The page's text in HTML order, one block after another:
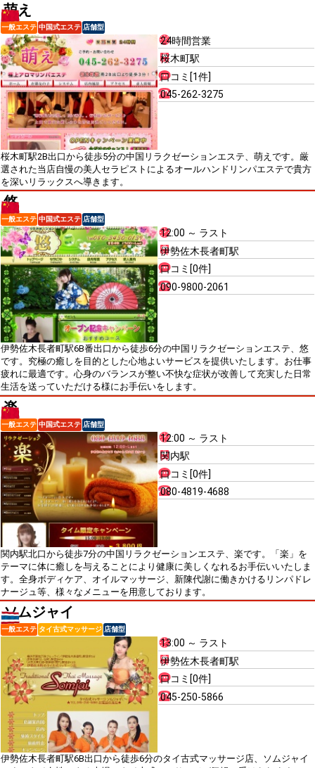
萌え
一般エステ 中国式エステ 店舗型
24時間営業
桜木町駅
口コミ[1件]
045-262-3275
桜木町駅2B出口から徒歩5分の中国リラクゼーションエステ、萌えです。厳
選された当店自慢の美人セラピストによるオールハンドリンパエステで貴方
を深いリラックスへ導きます。
悠
一般エステ 中国式エステ 店舗型
12:00 ～ ラスト
伊勢佐木長者町駅
口コミ[0件]
090-9800-2061
伊勢佐木長者町駅6B番出口から徒歩6分の中国リラクゼーションエステ、悠
です。究極の癒しを目的とした心地よいサービスを提供いたします。お仕事
疲れに最適です。心身のバランスが整い不快な症状が改善して充実した日常
生活を送っていただける様にお手伝いをします。
楽
一般エステ 中国式エステ 店舗型
12:00 ～ ラスト
関内駅
口コミ[0件]
080-4819-4688
関内駅北口から徒歩7分の中国リラクゼーションエステ、楽です。「楽」を
テーマに体に癒しを与えることにより健康に美しくなれるお手伝いいたしま
す。全身ボディケア、オイルマッサージ、新陳代謝に働きかけるリンパドレ
ナージュ等、様々なメニューを用意しております。
ソムジャイ
一般エステ タイ古式マッサージ 店舗型
13:00 ～ ラスト
伊勢佐木長者町駅
口コミ[0件]
045-250-5866
伊勢佐木長者町駅6B出口から徒歩6分のタイ古式マッサージ店、ソムジャイ